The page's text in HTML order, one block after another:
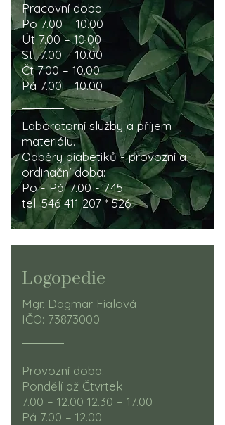
Pracovní doba:
Po 7.00 – 10.00
Út 7.00 – 10.00
St 7.00 – 10.00
Čt 7.00 – 10.00
Pá 7.00 – 10.00
Laboratorní služby a příjem
materiálu.
Odběry diabetiků - provozní a
ordinační doba:
Po - Pá: 7.00 - 7.45
tel.546 411 207 * 526​
Logopedie
Mgr. Dagmar Fialová
IČO: 73873000
Provozní doba:
Pondělí až Čtvrtek
7.00 – 12.00 12.30 – 17.00
Pá 7.00 – 12.00